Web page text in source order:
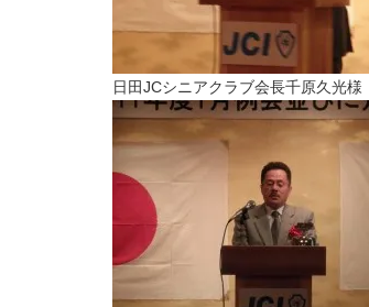
日田JCシニアクラブ会長千原久光様